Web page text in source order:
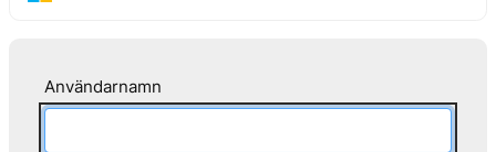
Användarnamn